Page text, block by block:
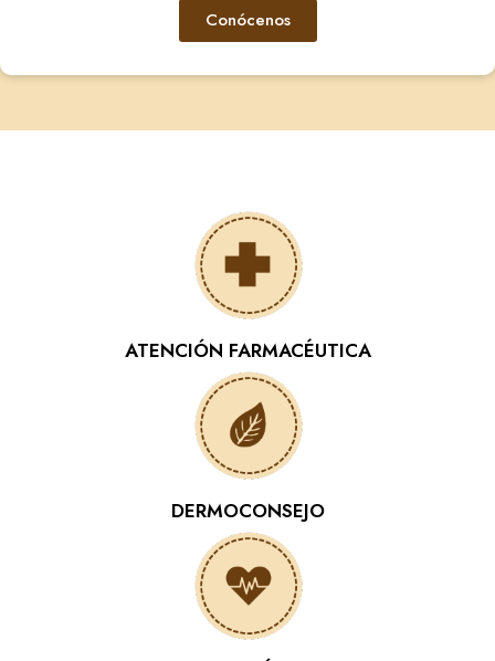
Conócenos
ATENCIÓN FARMACÉUTICA
DERMOCONSEJO